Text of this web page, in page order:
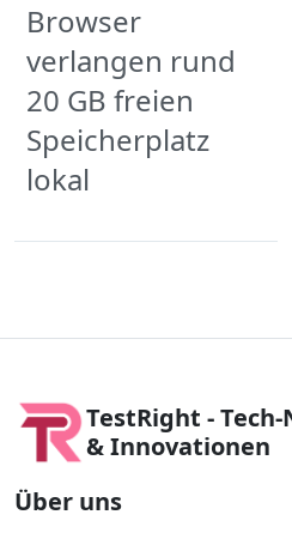
Browser
verlangen rund
20 GB freien
Speicherplatz
lokal
TestRight -
& Innovationen
Über uns